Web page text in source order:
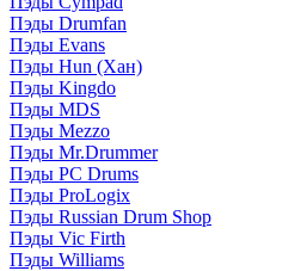
Пэды Drumfan
Пэды Evans
Пэды Hun (Хан)
Пэды Kingdo
Пэды MDS
Пэды Mezzo
Пэды Mr.Drummer
Пэды PC Drums
Пэды ProLogix
Пэды Russian Drum Shop
Пэды Vic Firth
Пэды Williams